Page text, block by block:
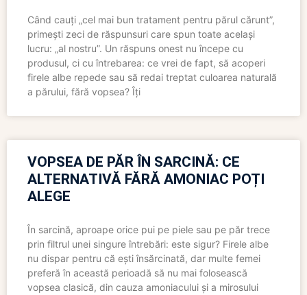
Când cauți „cel mai bun tratament pentru părul cărunt”,
primești zeci de răspunsuri care spun toate același
lucru: „al nostru”. Un răspuns onest nu începe cu
produsul, ci cu întrebarea: ce vrei de fapt, să acoperi
firele albe repede sau să redai treptat culoarea naturală
a părului, fără vopsea? Îți
VOPSEA DE PĂR ÎN SARCINĂ: CE
ALTERNATIVĂ FĂRĂ AMONIAC POȚI
ALEGE
În sarcină, aproape orice pui pe piele sau pe păr trece
prin filtrul unei singure întrebări: este sigur? Firele albe
nu dispar pentru că ești însărcinată, dar multe femei
preferă în această perioadă să nu mai folosească
vopsea clasică, din cauza amoniacului și a mirosului